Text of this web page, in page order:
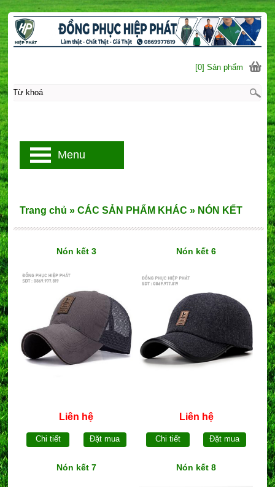
Nón kết 3
Liên hệ
Chi tiết Đặt mua
Nón kết 6
Liên hệ
Chi tiết Đặt mua
Nón kết 7 Nón kết 8
Trang chủ » CÁC SẢN PHẨM KHÁC » NÓN KẾT
[0] Sản phẩm
Menu